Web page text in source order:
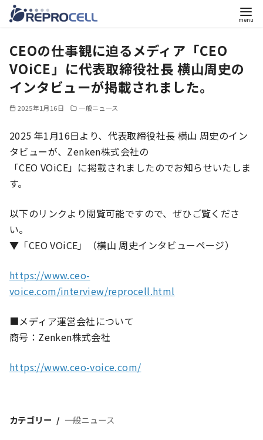
CEOの仕事観に迫るメディア「CEO
VOiCE」に代表取締役社長 横山周史の
インタビューが掲載されました。
2025年1月16日 一般ニュース
2025 年1月16日より、代表取締役社長 横山 周史のイン
タビューが、Zenken株式会社の
「CEO VOiCE」に掲載されましたのでお知らせいたしま
す。
以下のリンクより閲覧可能ですので、ぜひご覧くださ
い。
▼「CEO VOiCE」（横山 周史インタビューページ）
https://www.ceo-
voice.com/interview/reprocell.html
■メディア運営会社について
商号：Zenken株式会社
https://www.ceo-voice.com/
カテゴリー 一般ニュース